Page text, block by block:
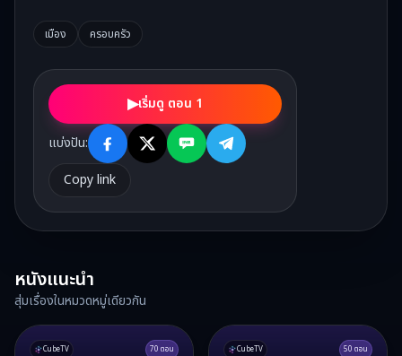
เมือง ครอบครัว
▶เริ่มดู ตอน 1
แบ่งปัน:
Copy link
หนังแนะนำ
สุ่มเรื่องในหมวดหมู่เดียวกัน
CubeTV 70 ตอน CubeTV 50 ตอน